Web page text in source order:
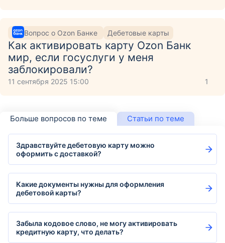
Вопрос о Ozon Банке Дебетовые карты
Как активировать карту Ozon Банк
мир, если госуслуги у меня
заблокировали?
11 сентября 2025 15:00 1
Больше вопросов по теме Статьи по теме
Здравствуйте дебетовую карту можно
оформить с доставкой?
Какие документы нужны для оформления
дебетовой карты?
Забыла кодовое слово, не могу активировать
кредитную карту, что делать?